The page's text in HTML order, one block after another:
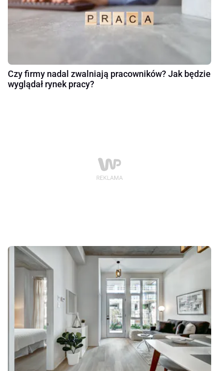
Czy firmy nadal zwalniają pracowników? Jak będzie
wyglądał rynek pracy?